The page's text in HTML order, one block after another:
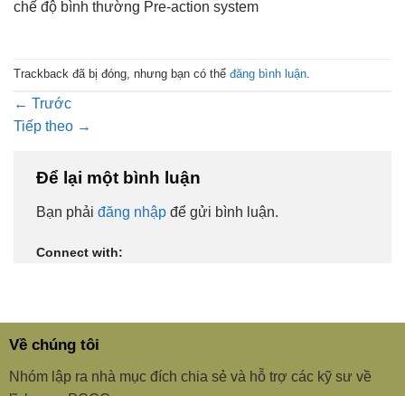
chế độ bình thường Pre-action system
Trackback đã bị đóng, nhưng bạn có thể đăng bình luận.
← Trước
Tiếp theo →
Để lại một bình luận
Bạn phải đăng nhập để gửi bình luận.
Connect with:
Về chúng tôi
Nhóm lập ra nhà mục đích chia sẻ và hỗ trợ các kỹ sư về